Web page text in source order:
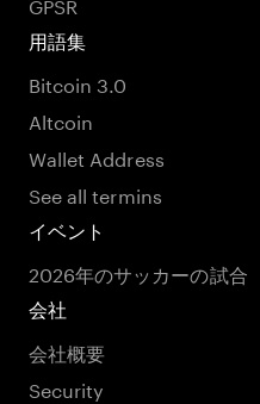
用語集
Bitcoin 3.0
Altcoin
Wallet Address
See all termins
イベント
2026年のサッカーの試合
会社
会社概要
Security